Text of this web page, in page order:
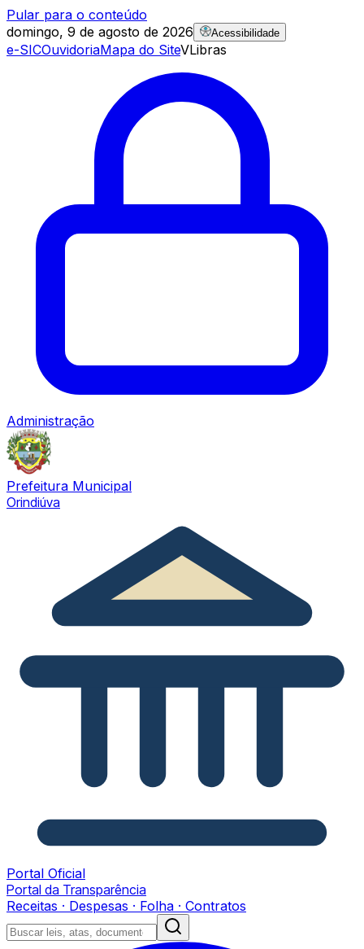
Pular para o conteúdo
domingo, 9 de agosto de 2026
Acessibilidade
e-SICOuvidoriaMapa do SiteVLibras
Administração
Prefeitura Municipal
Orindiúva
Portal Oficial
Portal da Transparência
Receitas · Despesas · Folha · Contratos